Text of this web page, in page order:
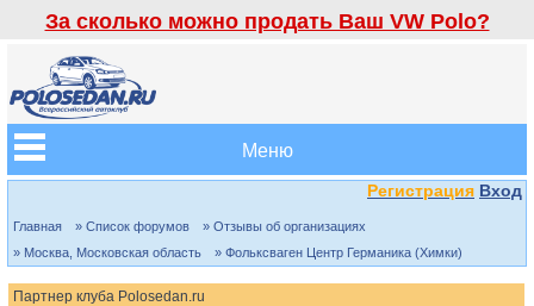
За сколько можно продать Ваш VW Polo?
Меню
Регистрация Вход
Главная » Список форумов
» Отзывы об организациях
» Москва, Московская область
» Фольксваген Центр Германика (Химки)
Партнер клуба Polosedan.ru